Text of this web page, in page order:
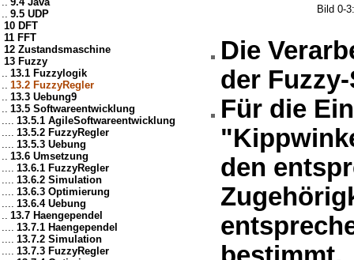
.. 9.5 UDP
10 DFT
11 FFT
12 Zustandsmaschine
13 Fuzzy
.. 13.1 Fuzzylogik
.. 13.2 FuzzyRegler
.. 13.3 Uebung9
.. 13.5 Softwareentwicklung
.... 13.5.1 AgileSoftwareentwicklung
.... 13.5.2 FuzzyRegler
.... 13.5.3 Uebung
.. 13.6 Umsetzung
.... 13.6.1 FuzzyRegler
.... 13.6.2 Simulation
.... 13.6.3 Optimierung
.... 13.6.4 Uebung
.. 13.7 Haengependel
.... 13.7.1 Haengependel
.... 13.7.2 Simulation
.... 13.7.3 FuzzyRegler
Bild 0-
Die
der
Für die
den